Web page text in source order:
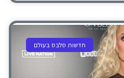
חדשות סלבס בעולם